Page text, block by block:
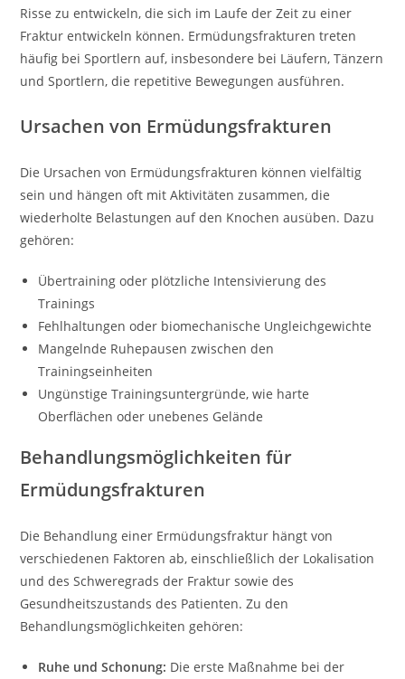
Risse zu entwickeln, die sich im Laufe der Zeit zu einer
Fraktur entwickeln können. Ermüdungsfrakturen treten
häufig bei Sportlern auf, insbesondere bei Läufern, Tänzern
und Sportlern, die repetitive Bewegungen ausführen.
Ursachen von Ermüdungsfrakturen
Die Ursachen von Ermüdungsfrakturen können vielfältig
sein und hängen oft mit Aktivitäten zusammen, die
wiederholte Belastungen auf den Knochen ausüben. Dazu
gehören:
Übertraining oder plötzliche Intensivierung des
Trainings
Fehlhaltungen oder biomechanische Ungleichgewichte
Mangelnde Ruhepausen zwischen den
Trainingseinheiten
Ungünstige Trainingsuntergründe, wie harte
Oberflächen oder unebenes Gelände
Behandlungsmöglichkeiten für
Ermüdungsfrakturen
Die Behandlung einer Ermüdungsfraktur hängt von
verschiedenen Faktoren ab, einschließlich der Lokalisation
und des Schweregrads der Fraktur sowie des
Gesundheitszustands des Patienten. Zu den
Behandlungsmöglichkeiten gehören:
Ruhe und Schonung: Die erste Maßnahme bei der